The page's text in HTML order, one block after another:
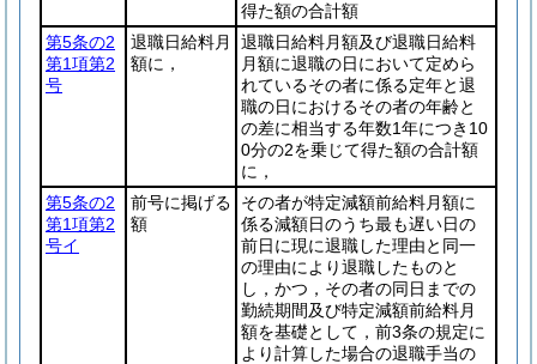
得た額の合計額
第5条の2
第1項第2
号
退職日給料月
額に，
退職日給料月額及び退職日給料
月額に退職の日において定めら
れているその者に係る定年と退
職の日におけるその者の年齢と
の差に相当する年数1年につき10
0分の2を乗じて得た額の合計額
に，
第5条の2
第1項第2
号イ
前号に掲げる
額
その者が特定減額前給料月額に
係る減額日のうち最も遅い日の
前日に現に退職した理由と同一
の理由により退職したものと
し，かつ，その者の同日までの
勤続期間及び特定減額前給料月
額を基礎として，前3条の規定に
より計算した場合の退職手当の